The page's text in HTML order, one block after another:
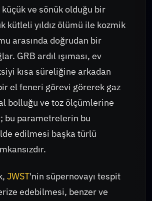
ve sönük olduğu bir
kütleli yıldız ölümü ile kozmik
arasında doğrudan bir
GRB ardıl ışıması, ev
kısa süreliğine arkadan
el feneri görevi görerek gaz
bolluğu ve toz ölçümlerine
bu parametrelerin bu
edilmesi başka türlü
JWST'nin süpernovayı tespit
edebilmesi, benzer ve